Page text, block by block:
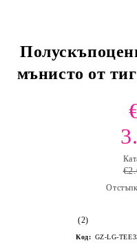
мънисто от
(2)
Код: GZ-LG-